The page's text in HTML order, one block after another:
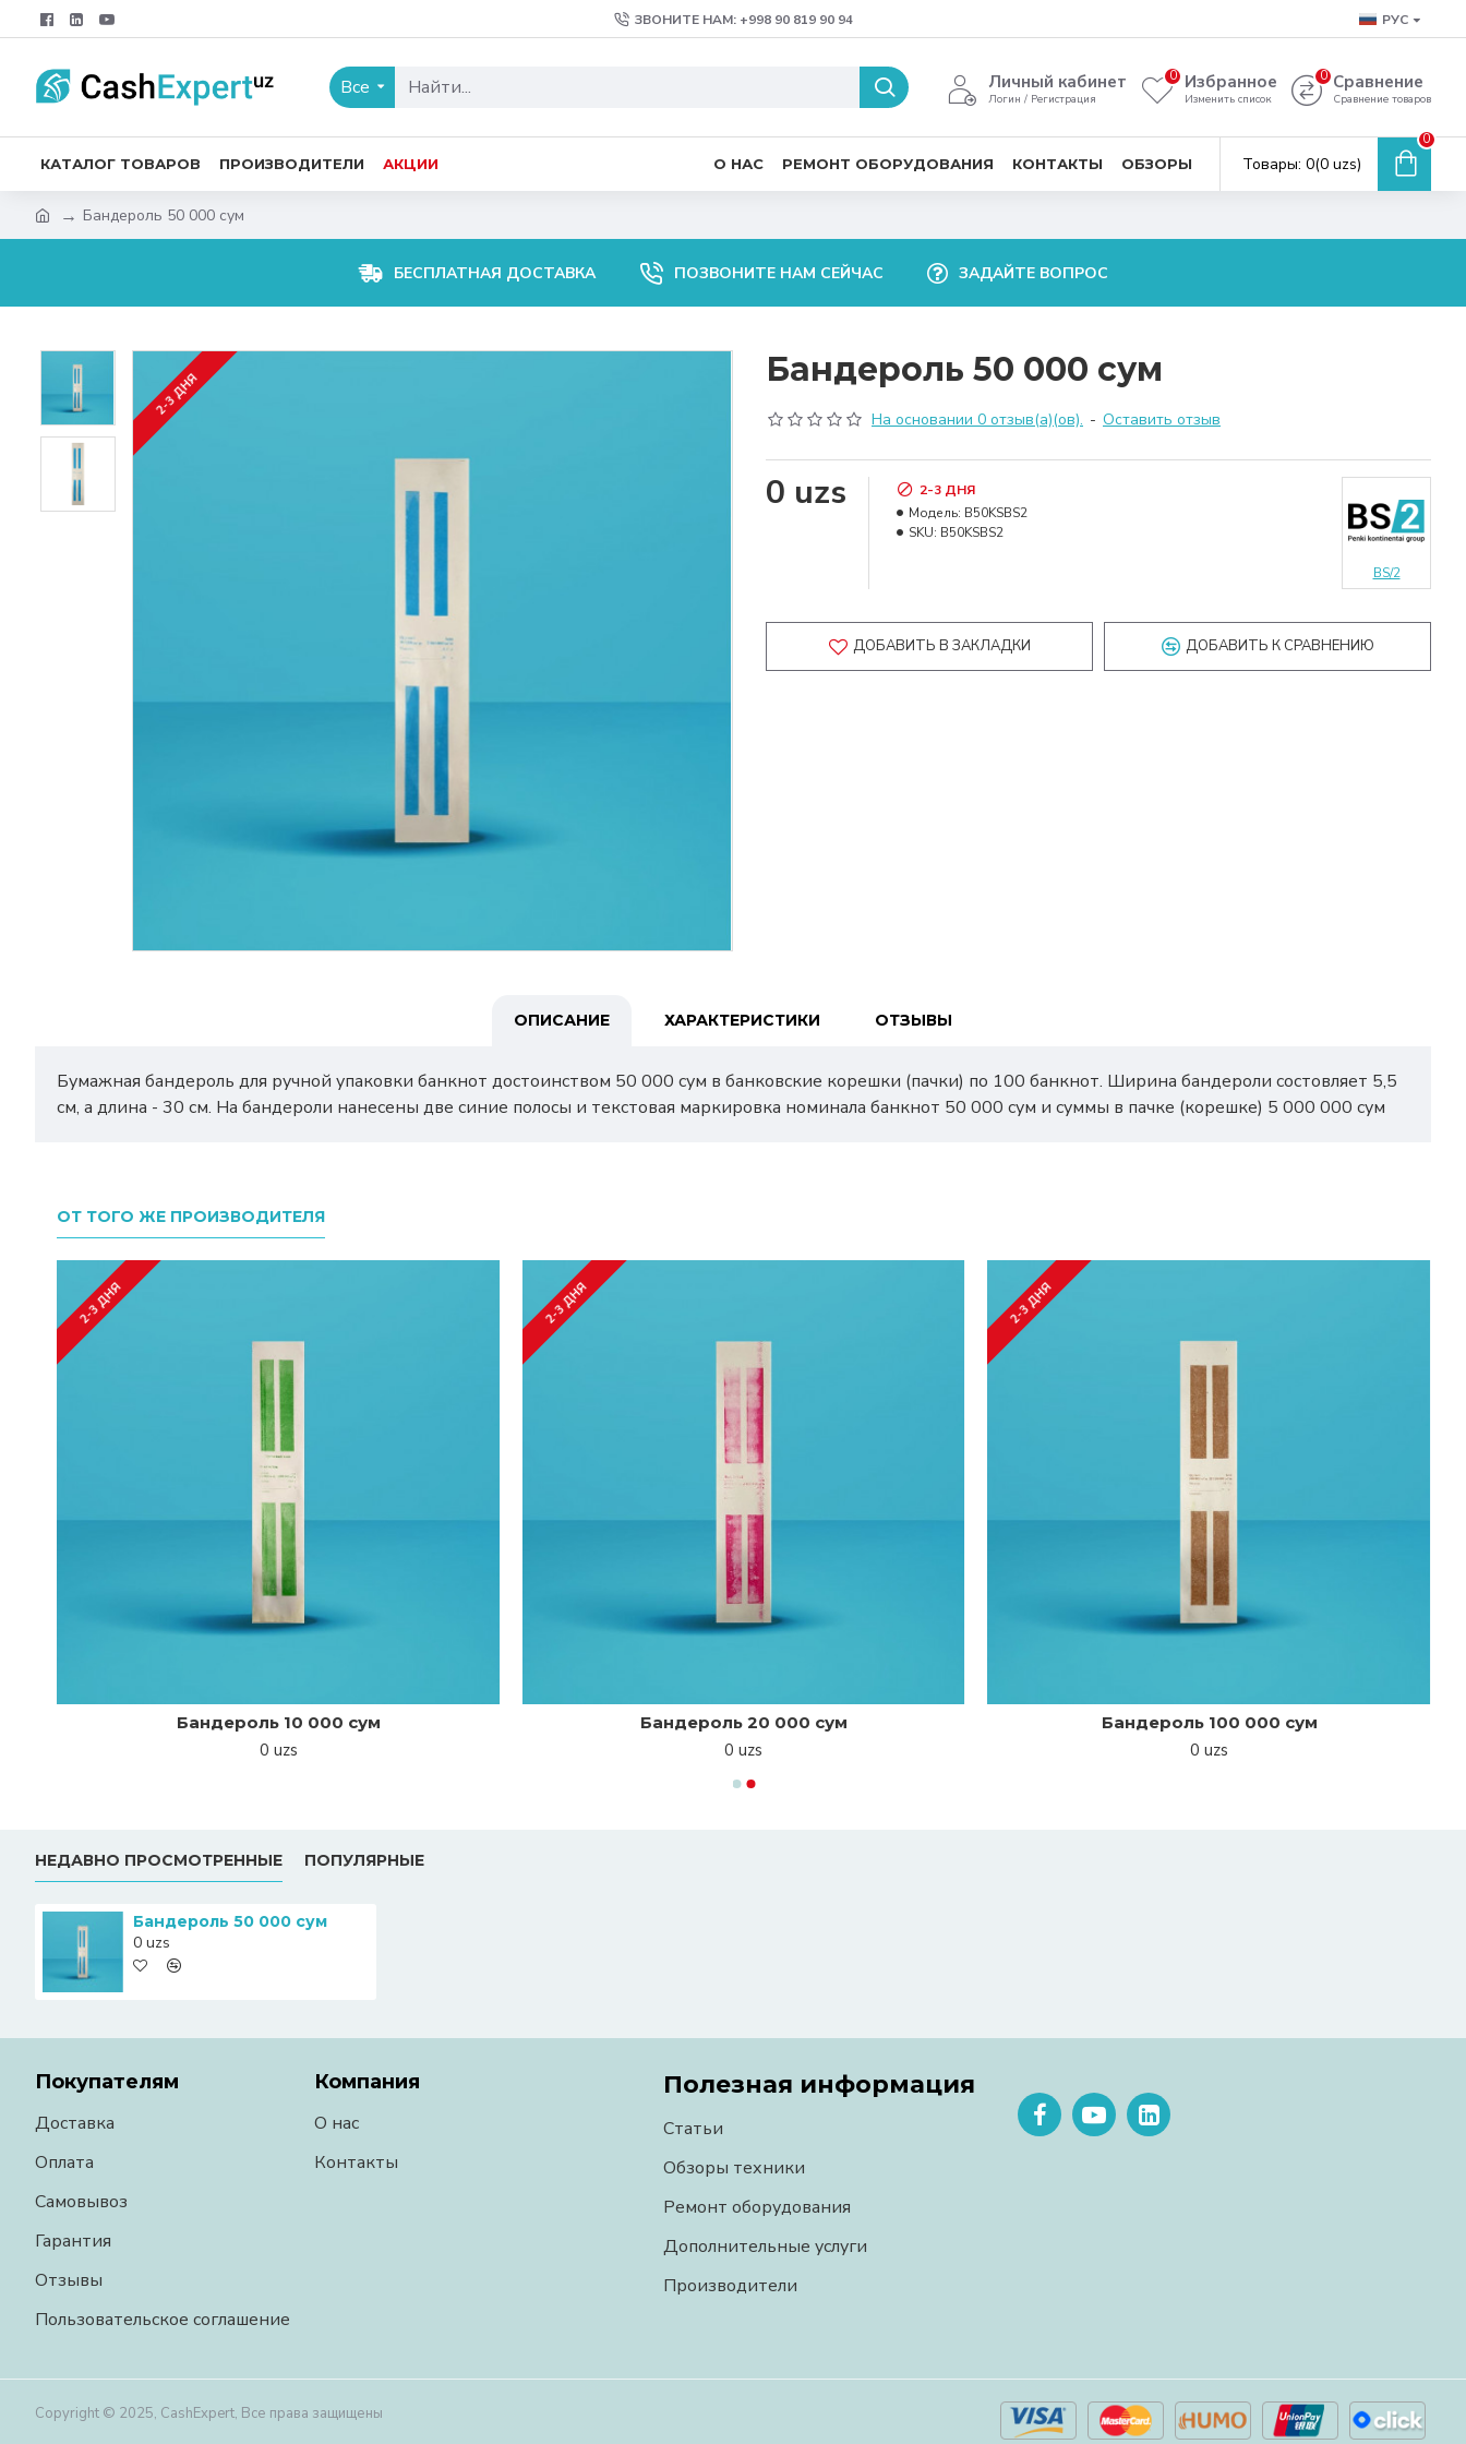
ЗВОНИТЕ НАМ: +998 90 819 90 94 РУС
Все Личный кабинет
Логин / Регистрация
Избранное
Изменить список
0 Сравнение
Сравнение товаров
0
КАТАЛОГ ТОВАРОВ ПРОИЗВОДИТЕЛИ АКЦИИ О НАС РЕМОНТ ОБОРУДОВАНИЯ КОНТАКТЫ ОБЗОРЫ Товары: 0(0 uzs)
0
Бандероль 50 000 сум
БЕСПЛАТНАЯ ДОСТАВКА ПОЗВОНИТЕ НАМ СЕЙЧАС ЗАДАЙТЕ ВОПРОС
2-3 ДНЯ
Бандероль 50 000 сум
На основании 0 отзыв(а)(ов). - Оставить отзыв
0 uzs
2-3 ДНЯ
Модель: B50KSBS2
SKU: B50KSBS2
BS/2
ДОБАВИТЬ В ЗАКЛАДКИ ДОБАВИТЬ К СРАВНЕНИЮ
ОПИСАНИЕ ХАРАКТЕРИСТИКИ ОТЗЫВЫ
Бумажная бандероль для ручной упаковки банкнот достоинством 50 000 сум в банковские корешки (пачки) по 100 банкнот. Ширина бандероли состовляет 5,5
см, а длина - 30 см. На бандероли нанесены две синие полосы и текстовая маркировка номинала банкнот 50 000 сум и суммы в пачке (корешке) 5 000 000 сум
ОТ ТОГО ЖЕ ПРОИЗВОДИТЕЛЯ
2-3 ДНЯ
Бандероль 10 000 сум
0 uzs
2-3 ДНЯ
Бандероль 20 000 сум
0 uzs
2-3 ДНЯ
Бандероль 100 000 сум
0 uzs
НЕДАВНО ПРОСМОТРЕННЫЕ ПОПУЛЯРНЫЕ
Бандероль 50 000 сум
0 uzs
Покупателям
Доставка
Оплата
Самовывоз
Гарантия
Отзывы
Пользовательское соглашение
Компания
О нас
Контакты
Полезная информация
Статьи
Обзоры техники
Ремонт оборудования
Дополнительные услуги
Производители
Copyright © 2025, CashExpert, Все права защищены